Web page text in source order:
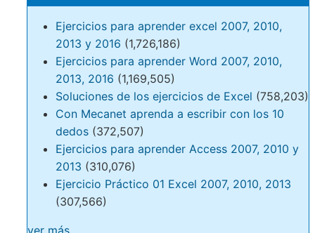
Ejercicios para aprender excel 2007, 2010,
2013 y 2016 (1,726,186)
Ejercicios para aprender Word 2007, 2010,
2013, 2016 (1,169,505)
Soluciones de los ejercicios de Excel (758,203)
Con Mecanet aprenda a escribir con los 10
dedos (372,507)
Ejercicios para aprender Access 2007, 2010 y
2013 (310,076)
Ejercicio Práctico 01 Excel 2007, 2010, 2013
(307,566)
ver más